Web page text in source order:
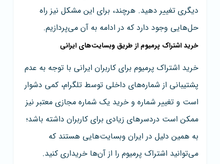
دیگری تغییر دهید. هرچند، برای این مشکل نیز راه
حل‌هایی وجود دارد که در ادامه به آن می‌پردازیم.
خرید اشتراک پرمیوم از طریق وبسایت‌های ایرانی
خرید اشتراک پرمیوم برای کاربران ایرانی با توجه به عدم
پشتیبانی از شماره‌های داخلی توسط تلگرام، کمی دشوار
است و تغییر شماره و خرید یک شماره مجازی معتبر نیز
ممکن است دردسرهای زیادی برای کاربران داشته باشد؛
به همین دلیل در ایران وبسایت‌هایی هستند که
می‌توانید اشتراک پرمیوم را از آن‌ها خریداری کنید.